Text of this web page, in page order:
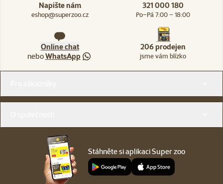
Napište nám
eshop@superzoo.cz
321 000 180
Po–Pá 7:00 – 18:00
Online chat
neboWhatsApp
206 prodejen
jsme vám blízko
Stáhněte si aplikaci Super zoo